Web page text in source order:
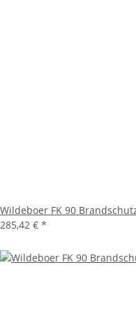
Wildeboer FK 90
285,42 € *